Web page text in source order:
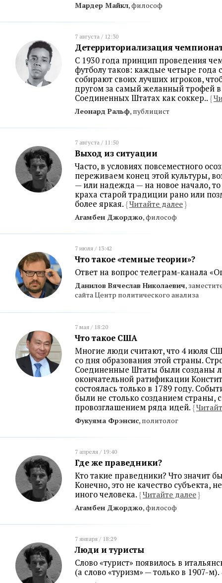
Мардер Майкл, философ
7 августа / 12:30
Детерриториализация
С 1930 года принцип проведения
футболу таков: каждые четыре года
собирают своих лучших игроков,
другом за самый желанный трофей в
Соединенных Штатах как соккер.. {
Леонард Ральф, публицист
7 августа / 11:50
Выход из ситуации
Часто, в условиях повсеместного
переживаем конец этой культуры,
— или надежда — на новое начало, то
краха старой традиции рано или
более яркая. {Читайте далее}
Агамбен Джорджо, философ
7 июля / 13:42
Что такое «темные теории»?
Ответ на вопрос телеграм-канала
Данилов Вячеслав Николаевич,
сайта Центр политического анализа
7 мая / 18:20
Что такое США
Многие люди считают, что 4 июля
со дня образования этой страны.
Соединенные Штаты были созданы
окончательной ратификации
состоялась только в 1789 году.
были не столько созданием страны,
провозглашением ряда идей. {
Фукуяма Фрэнсис, политолог
7 апреля / 19:40
Где же праведники?
Кто такие праведники? Что значит
Конечно, это не качество субъекта,
иного человека. {Читайте далее}
Агамбен Джорджо, философ
7 января / 18:29
Люди и туристы
Слово «турист» появилось в
(а слово «туризм» — только в 1907-м).